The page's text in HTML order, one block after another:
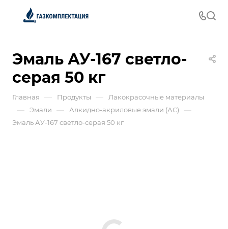
Эмаль АУ-167 светло-
серая 50 кг
Главная — Продукты — Лакокрасочные материалы
— Эмали — Алкидно-акриловые эмали (АС) —
Эмаль АУ-167 светло-серая 50 кг